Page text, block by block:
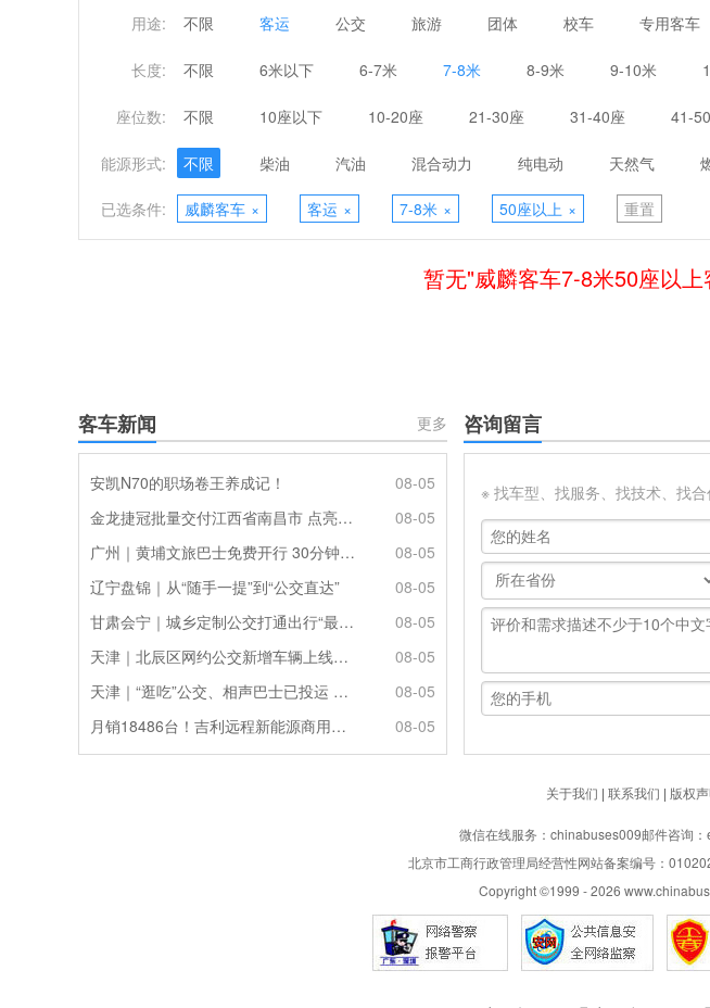
用途: 不限 客运 公交 旅游 团体 校车 专用客车
长度: 不限 6米以下 6-7米 7-8米 8-9米 9-10米
座位数: 不限 10座以下 10-20座 21-30座 31-40座 41-
能源形式: 不限 柴油 汽油 混合动力 纯电动 天然气
已选条件: 威麟客车 × 客运 × 7-8米 × 50座以上 × 重置
暂无"威麟客车7-8米50座以
客车新闻 更多
安凯N70的职场卷王养成记！
08-05
金龙捷冠批量交付江西省南昌市 点亮城乡便民定制出行
08-05
广州｜黄埔文旅巴士免费开行 30分钟一班解锁山海文博一日游
08-05
辽宁盘锦｜从“随手一提”到“公交直达”
08-05
甘肃会宁｜城乡定制公交打通出行“最后一公里”
08-05
天津｜北辰区网约公交新增车辆上线运营
08-05
天津｜“逛吃”公交、相声巴士已投运 无目的地海上游试点航线将推出
08-05
月销18486台！吉利远程新能源商用车7月销量持续攀升
08-05
咨询留言
※ 找车型、找服务、找技术、找
关于我们 | 联系我们 | 版权
微信在线服务：chinabuses009邮件咨询
北京市工商行政管理局经营性网站备案编号：
Copyright ©1999 -2026